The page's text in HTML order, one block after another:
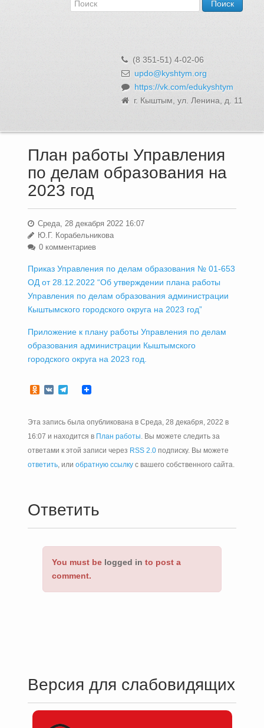
(8 351-51) 4-02-06
updo@kyshtym.org
https://vk.com/edukyshtym
г. Кыштым, ул. Ленина, д. 11
Об Управлении
Муниципальная служба и вакансии
Информационные системы, реестры и банки данных
Закупки для муниципальных нужд
Использование бюджетных средств
План работы Управления
по делам образования на
2023 год
Среда, 28 декабря 2022 16:07
Ю.Г. Корабельникова
0 комментариев
Приказ Управления по делам образования № 01-653
ОД от 28.12.2022 “Об утверждении плана работы
Управления по делам образования администрации
Кыштымского городского округа на 2023 год”
Приложение к плану работы Управления по делам
образования администрации Кыштымского
городского округа на 2023 год.
Odnoklassniki
VKTelegram
Эта запись была опубликована в Среда, 28 декабря, 2022 в
16:07 и находится в План работы. Вы можете следить за
ответами к этой записи через RSS 2.0подписку. Вы можете
ответить, или обратную ссылкус вашего собственного сайта.
Ответить
You must be logged in to post a
comment.
Версия для слабовидящих